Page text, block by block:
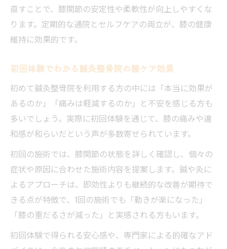
直すことで、膝関節の安定性や柔軟性が向上しやすくな
ります。定期的な通院とセルフケアの両立が、膝の健康
維持に効果的です。
初回体験でわかる鍼灸整骨院の膝ケア効果
初めて鍼灸整骨院を利用する方の中には「本当に効果が
あるのか」「痛みは軽減するのか」と不安を感じる方も
多いでしょう。実際に初回体験を通じて、膝の痛みや違
和感が和らいだという声が多数寄せられています。
初回の施術では、膝関節の状態を詳しく確認し、個々の
症状や原因に合わせた施術内容を提案します。鍼や灸に
よるアプローチは、即効性よりも継続的な改善が期待で
きる点が特徴で、1回の施術でも「動きが楽になった」
「膝の重だるさが減った」と実感される方もいます。
初回体験で得られる安心感や、専門家による的確なアド